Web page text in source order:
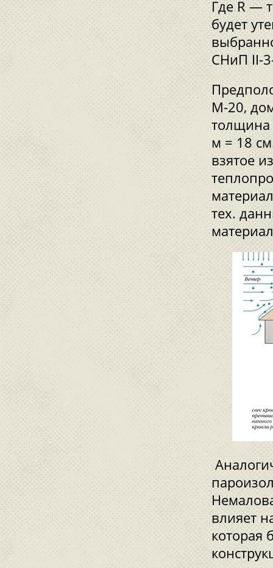
Где R —
будет
СНиП II-
М-20,
толщина
м = 18
взятое
тех.
влияет
которая